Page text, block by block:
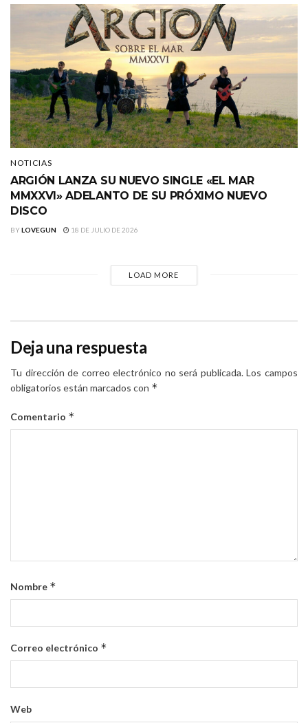
NOTICIAS
ARGIÓN LANZA SU NUEVO SINGLE «EL MAR
MMXXVI» ADELANTO DE SU PRÓXIMO NUEVO
DISCO
BYLOVEGUN 18 DE JULIO DE 2026
LOAD MORE
Deja una respuesta
Tu dirección de correo electrónico no será publicada. Los campos
obligatorios están marcados con *
Comentario *
Nombre *
Correo electrónico *
Web